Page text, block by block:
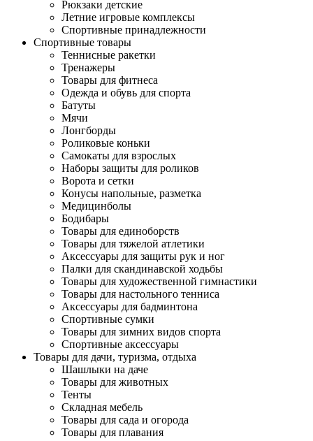
Рюкзаки детские
Летние игровые комплексы
Спортивные принадлежности
Спортивные товары
Теннисные ракетки
Тренажеры
Товары для фитнеса
Одежда и обувь для спорта
Батуты
Мячи
Лонгборды
Роликовые коньки
Самокаты для взрослых
Наборы защиты для роликов
Ворота и сетки
Конусы напольные, разметка
Медицинболы
Бодибары
Товары для единоборств
Товары для тяжелой атлетики
Аксессуары для защиты рук и ног
Палки для скандинавской ходьбы
Товары для художественной гимнастики
Товары для настольного тенниса
Аксессуары для бадминтона
Спортивные сумки
Товары для зимних видов спорта
Спортивные аксессуары
Товары для дачи, туризма, отдыха
Шашлыки на даче
Товары для животных
Тенты
Складная мебель
Товары для сада и огорода
Товары для плавания